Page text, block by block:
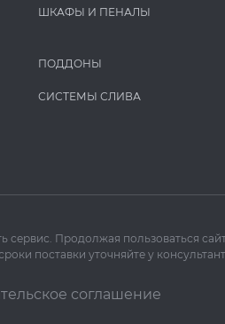
ШКАФЫ И ПЕНАЛЫ
ПОДДОНЫ
СИСТЕМЫ СЛИВА
Продолжая пользоваться
поставки уточняйте у
соглашение